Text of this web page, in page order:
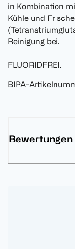
in Kombination
Kühle und
Reinigung bei.
FLUORIDFREI.
BIPA-
Bewertungen